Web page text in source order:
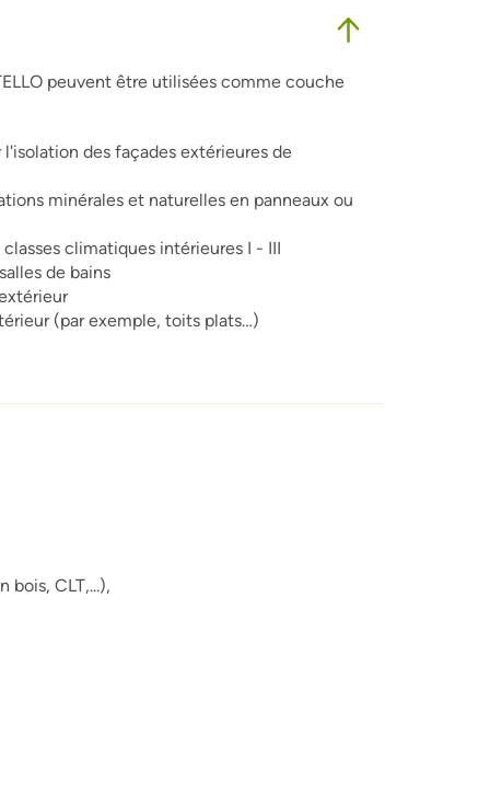
peuvent être utilisées comme couche
des façades extérieures de
minérales et naturelles en panneaux ou
climatiques intérieures I - III
de bains
(par exemple, toits plats…)
bois, CLT,...),